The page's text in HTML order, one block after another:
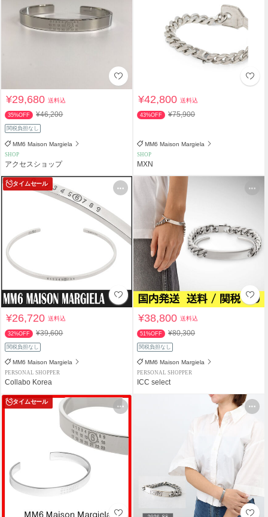
¥29,680送料込
35%OFF ¥46,200
関税負担なし
MM6 Maison Margiela
SHOP
アクセスショップ
¥42,800送料込
43%OFF ¥75,900
MM6 Maison Margiela
SHOP
MXN
タイムセール
¥26,720送料込
32%OFF ¥39,600
関税負担なし
MM6 Maison Margiela
PERSONAL SHOPPER
Collabo Korea
¥38,800送料込
51%OFF ¥80,300
関税負担なし
MM6 Maison Margiela
PERSONAL SHOPPER
ICC select
タイムセール